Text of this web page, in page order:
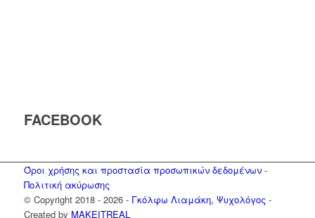
FACEBOOK
Όροι χρήσης και προστασία προσωπικών δεδομένων-
Πολιτική ακύρωσης
© Copyright 2018 - 2026 - Γκόλφω Λιαμάκη, Ψυχολόγος -
Created by MAKEITREAL